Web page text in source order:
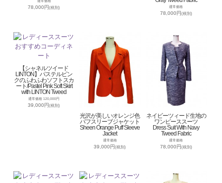
通常価格
78,000円(税別) 通常価格
78,000円(税別)
【シャネルツイード
LINTON】パステルピン
クのふわふわソフトスカ
ート/Pastel Pink Soft Skirt
with LINTON Tweed
通常価格 120,000円
39,000円(税別)
光沢が美しいオレンジ色
パフスリーブジャケット
Sheen Orange Puff Sleeve
Jacket
通常価格
39,000円(税別)
ネイビーツィード生地の
ワンピーススーツ
Dress Suit With Navy
Tweed Fabric
通常価格
78,000円(税別)